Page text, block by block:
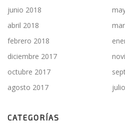
junio 2018
abril 2018
febrero 2018
diciembre 2017
octubre 2017
agosto 2017
CATEGORÍAS